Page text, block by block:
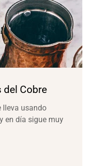
del Cobre
lleva usando
en día sigue muy